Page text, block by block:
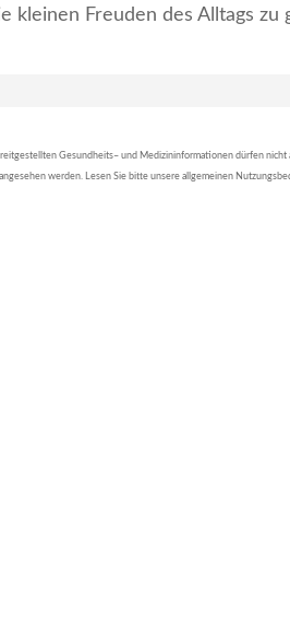
kleinen Freuden des Alltags zu
Gesundheits– und Medizininformationen dürfen nicht
werden. Lesen Sie bitte unsere allgemeinen